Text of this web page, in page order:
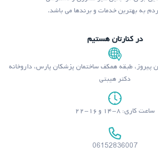
به بهترین خدمات و برندها می باشد.
در کنارتان هستیم
پیروز، طبقه همکف ساختمان پزشکان پارس، داروخانه
دکتر هیبتی
ساعت کاری: ۸-۱۴ و ۱۶-۲۲
06152836007